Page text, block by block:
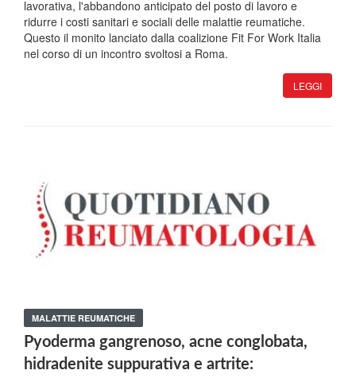
lavorativa, l'abbandono anticipato del posto di lavoro e
ridurre i costi sanitari e sociali delle malattie reumatiche.
Questo il monito lanciato dalla coalizione Fit For Work Italia
nel corso di un incontro svoltosi a Roma.
LEGGI
MALATTIE REUMATICHE
Pyoderma gangrenoso, acne conglobata,
hidradenite suppurativa e artrite: